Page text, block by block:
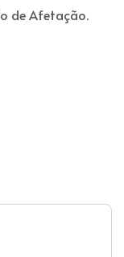
de Afetação.